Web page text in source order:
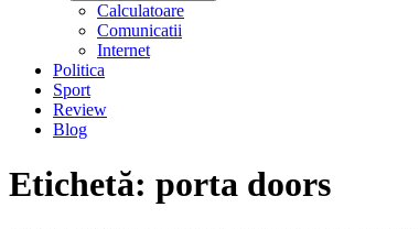
Calculatoare
Comunicatii
Internet
Politica
Sport
Review
Blog
Etichetă: porta doors